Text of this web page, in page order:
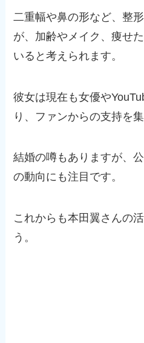
二重幅や鼻の形など、整
が、加齢やメイク、痩せ
いると考えられます。
彼女は現在も女優や
り、ファンからの支持を
結婚の噂もありますが、
の動向にも注目です。
これからも本田翼さんの
う。